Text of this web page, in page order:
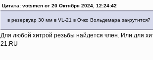
Цитата: votsmen от 20 Октября 2024, 12:24:42
в резервуар 30 мм в VL-21 в Очко Вольдемара закрутится?
Для любой хитрой резьбы найдется член. Или для
21.RU